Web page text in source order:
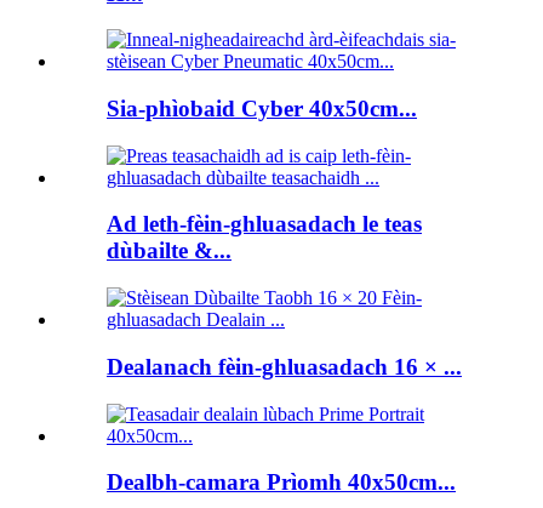
Sia-phìobaid Cyber ​​40x50cm...
Ad leth-fèin-ghluasadach le teas
dùbailte &...
Dealanach fèin-ghluasadach 16 × ...
Dealbh-camara Prìomh 40x50cm...